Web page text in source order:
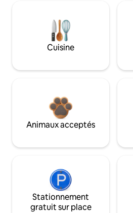
Cuisine
Animaux acceptés
Stationnement
gratuit sur place